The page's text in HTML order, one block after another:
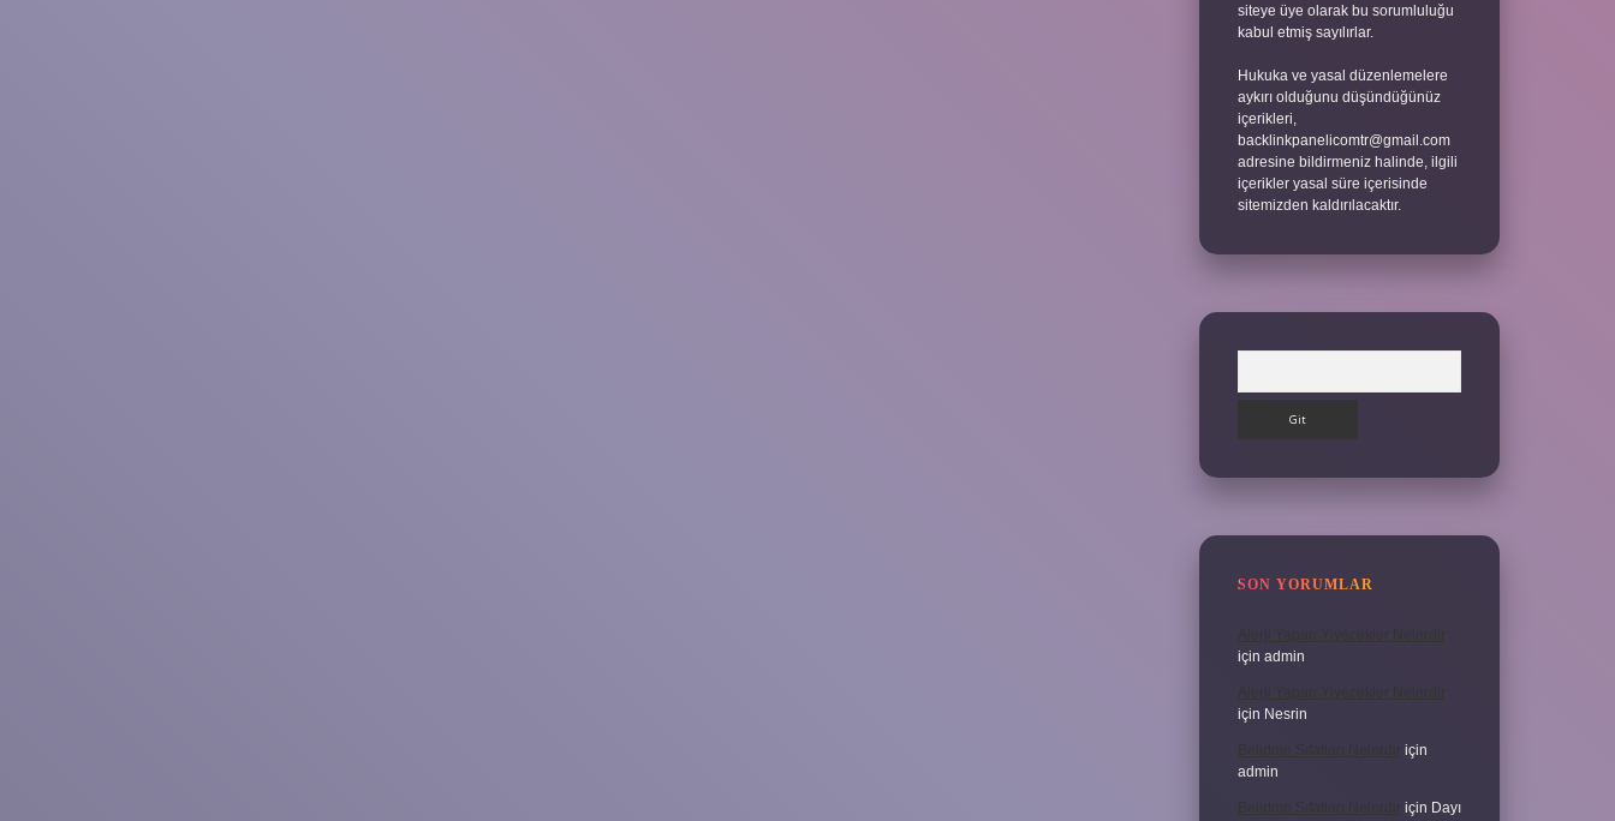
siteye üye olarak bu sorumluluğu
kabul etmiş sayılırlar.
Hukuka ve yasal düzenlemelere
aykırı olduğunu düşündüğünüz
içerikleri,
backlinkpanelicomtr@gmail.com
adresine bildirmeniz halinde, ilgili
içerikler yasal süre içerisinde
sitemizden kaldırılacaktır.
SON YORUMLAR
Alerji Yapan Yiyecekler Nelerdir
için admin
Alerji Yapan Yiyecekler Nelerdir
için Nesrin
Belirtme Sıfatları Nelerdir için
admin
Belirtme Sıfatları Nelerdir için Dayı